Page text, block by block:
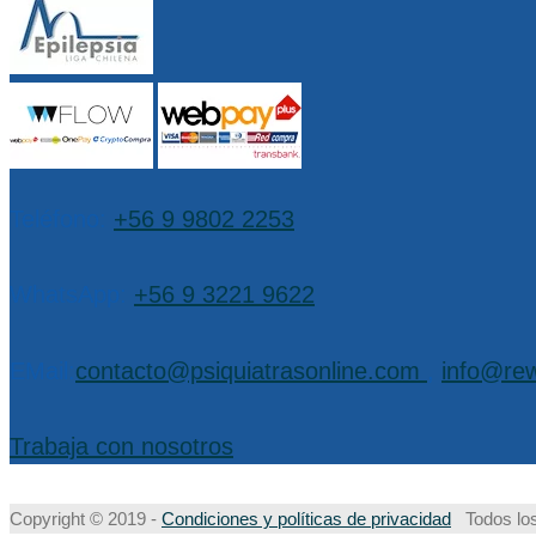
+56 9 9802 2253
+56 9 3221 9622
contacto@psiquiatrasonline.com
Trabaja con nosotros
Copyright © 2019 - Condiciones y políticas de privacidad Todos